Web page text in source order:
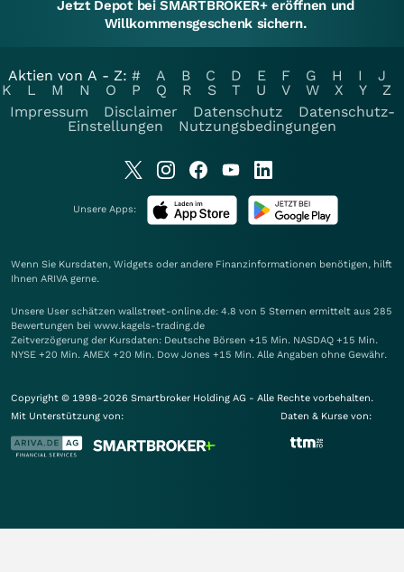
Jetzt Depot bei SMARTBROKER+ eröffnen und
Willkommensgeschenk sichern.
Aktien von A - Z: # A B C D E F G H I
J
K
L M N O P Q R S T U V W X Y
Z
Impressum
Disclaimer Datenschutz
Datenschutz-
Einstellungen
Nutzungsbedingungen
Unsere Apps:
Wenn Sie Kursdaten, Widgets oder andere Finanzinformationen benötigen, hilft
Ihnen ARIVA gerne.
Unsere User schätzen wallstreet-online.de: 4.8 von 5 Sternen ermittelt aus 285
Bewertungen bei www.kagels-trading.de
Zeitverzögerung der Kursdaten: Deutsche Börsen +15 Min. NASDAQ +15 Min.
NYSE +20 Min. AMEX +20 Min. Dow Jones +15 Min. Alle Angaben ohne Gewähr.
Copyright © 1998-2026 Smartbroker Holding AG - Alle Rechte vorbehalten.
Mit Unterstützung von:
Daten & Kurse von: